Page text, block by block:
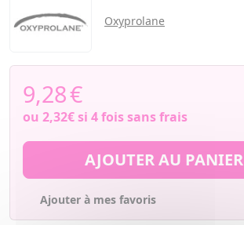
Oxyprolane
9,28€
ou 2,32€si 4 fois sans frais
AJOUTER AU PANIER
Ajouter à mes favoris